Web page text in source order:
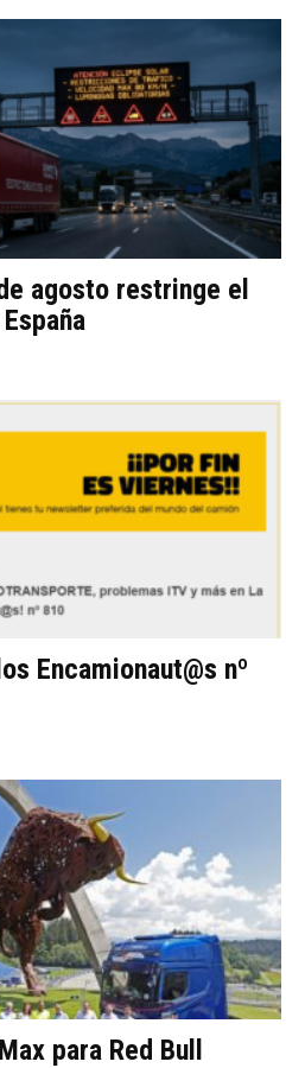
agosto restringe el
Encamionaut@s nº
para Red Bull